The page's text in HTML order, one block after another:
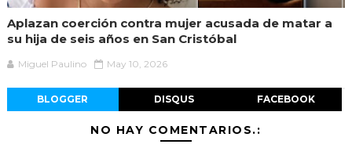
Aplazan coerción contra mujer acusada de matar a
su hija de seis años en San Cristóbal
Miguel Paulino May 10, 2026
BLOGGER DISQUS FACEBOOK
NO HAY COMENTARIOS.: